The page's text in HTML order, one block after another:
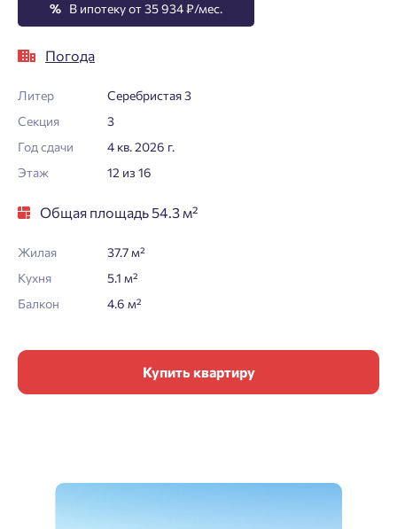
% В ипотеку от 35 934 ₽/мес.
Погода
Литер
Серебристая 3
Секция
3
Год сдачи
4 кв. 2026 г.
Этаж
12 из 16
Общая площадь 54.3 м²
Жилая
37.7 м²
Кухня
5.1 м²
Балкон
4.6 м²
Купить квартиру